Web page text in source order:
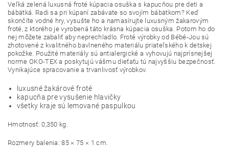
Veľká zelená luxusná froté kúpacia osuška s kapucňou pre deti a
bábätká. Radi sa pri kúpaní zabávate so svojím bábätkom? Keď
skončíte vodné hry, vysušte ho a namasírujte luxusným žakarovým
froté, z ktorého je vyrobená táto krásna kúpacia osuška. Potom ho do
nej môžete zabaliť aby neprechladlo. Froté výrobky od Bébé-Jou sú
zhotovené z kvalitného bavlneného materiálu priateľského k detskej
pokožke. Použité materiály sú antialergické a vyhovujú najprísnejšej
norme OKO-TEX a poskytujú vášmu dieťaťu tú najvyššiu bezpečnosť.
Vynikajúce spracovanie a trvanlivosť výrobkov.
luxusné žakárové froté
kapucňa pre vysušenie hlavičky
všetky kraje sú lemované paspulkou
Hmotnosť: 0,350 kg.
Rozmery balenia: 85 × 75 × 1 cm.